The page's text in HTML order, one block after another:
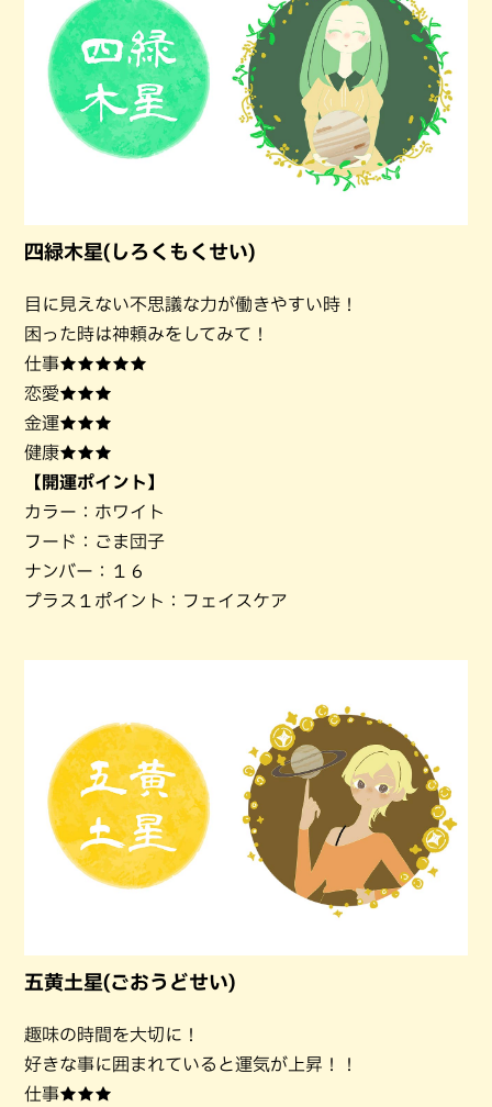
四緑木星(しろくもくせい)
目に見えない不思議な力が働きやすい時！
困った時は神頼みをしてみて！
仕事★★★★★
恋愛★★★
金運★★★
健康★★★
【開運ポイント】
カラー：ホワイト
フード：ごま団子
ナンバー：１６
プラス１ポイント：フェイスケア
五黄土星(ごおうどせい)
趣味の時間を大切に！
好きな事に囲まれていると運気が上昇！！
仕事★★★